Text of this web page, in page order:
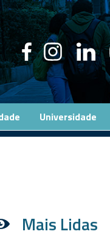
Universidade
Mais Lidas